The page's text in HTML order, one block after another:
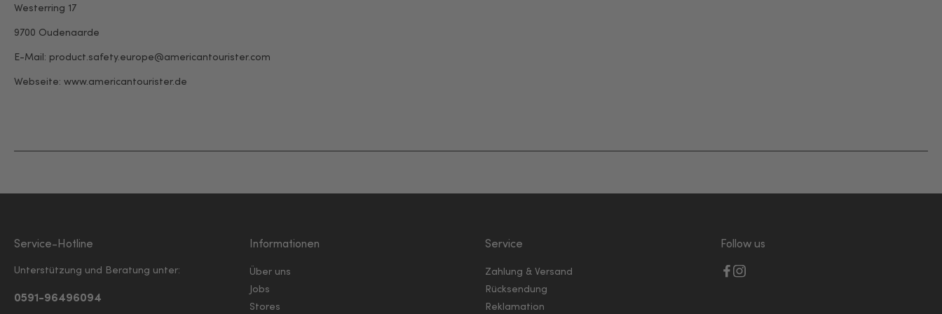
Westerring 17
9700 Oudenaarde
E-Mail: product.safety.europe@americantourister.com
Webseite: www.americantourister.de
Service-Hotline
Unterstützung und Beratung unter:
0591-96496094
Informationen
Über uns
Jobs
Stores
Service
Zahlung & Versand
Rücksendung
Reklamation
Follow us